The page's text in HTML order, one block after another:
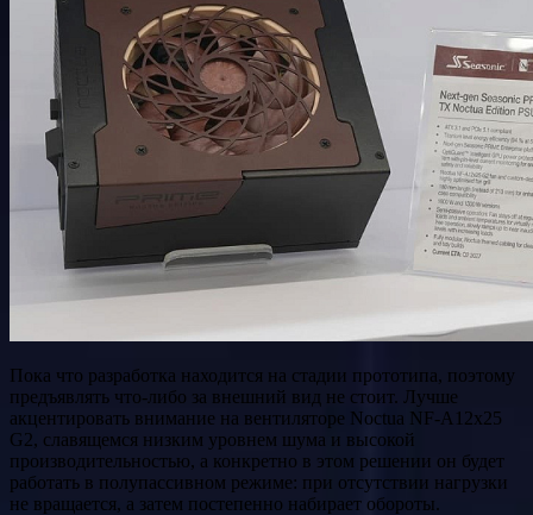
Пока что разработка находится на стадии прототипа, поэтому
предъявлять что-либо за внешний вид не стоит. Лучше
акцентировать внимание на вентиляторе Noctua NF-A12x25
G2, славящемся низким уровнем шума и высокой
производительностью, а конкретно в этом решении он будет
работать в полупассивном режиме: при отсутствии нагрузки
не вращается, а затем постепенно набирает обороты.